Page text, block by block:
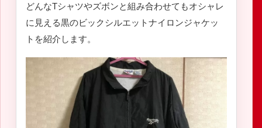
どんなTシャツやズボンと組み合わせてもオシャレ
に見える黒のビックシルエットナイロンジャケッ
トを紹介します。